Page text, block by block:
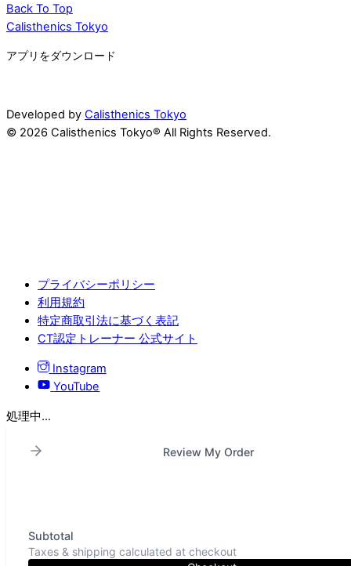
Back To Top
Calisthenics Tokyo
アプリをダウンロード
Developed by Calisthenics Tokyo
© 2026 Calisthenics Tokyo® All Rights Reserved.
プライバシーポリシー
利用規約
特定商取引法に基づく表記
CT認定トレーナー 公式サイト
Instagram
YouTube
処理中...
Review My Order
Subtotal
Taxes & shipping calculated at checkout